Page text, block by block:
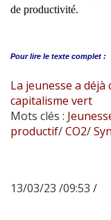
de productivité.
Pour lire le texte complet :
La jeunesse a
capitalisme vert
Mots clés :
productif/CO2/
13/03/23 /09:53 /